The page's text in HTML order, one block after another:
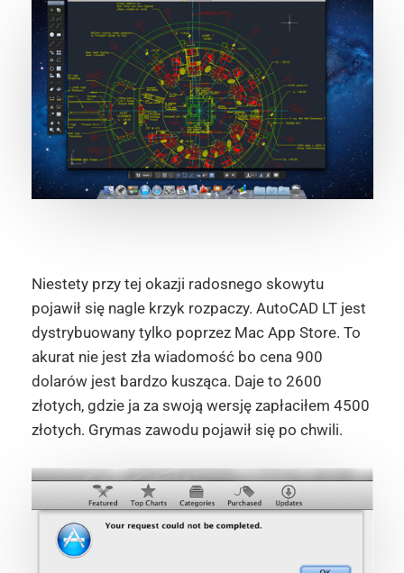
Niestety przy tej okazji radosnego skowytu
pojawił się nagle krzyk rozpaczy. AutoCAD LT jest
dystrybuowany tylko poprzez Mac App Store. To
akurat nie jest zła wiadomość bo cena 900
dolarów jest bardzo kusząca. Daje to 2600
złotych, gdzie ja za swoją wersję zapłaciłem 4500
złotych. Grymas zawodu pojawił się po chwili.